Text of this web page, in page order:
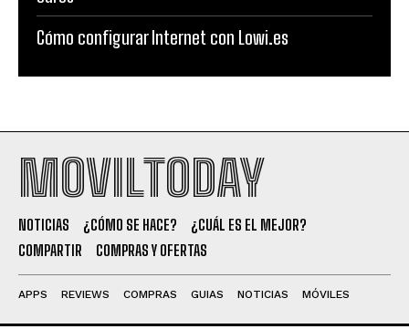
Cómo configurar Internet con Lowi.es
MOVILTODAY
NOTICIAS ¿CÓMO SE HACE?
¿CUÁL ES EL MEJOR?
COMPARTIR
COMPRAS Y OFERTAS
APPS REVIEWS COMPRAS GUIAS NOTICIAS MÓVILES